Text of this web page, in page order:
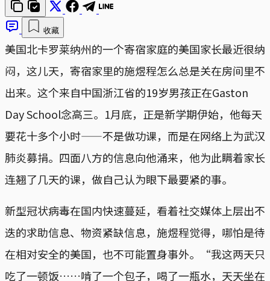
收藏
美国北卡罗莱纳州的一个寄宿家庭的美国家长最近很纳
闷，这儿天，寄宿家里的施煜程怎么总是关在房间里不
出来。这个来自中国浙江省的19岁男孩正在Gaston
Day School念高三。1月底，正是新学期伊始，他每天
要花十多个小时——不是做功课，而是在网络上为武汉
肺炎募捐。四面八方的信息向他涌来，他为此瞒着家长
连翘了几天的课，做自己认为眼下最要紧的事。
新型冠状病毒在国内快速蔓延，看着社交媒体上层出不
迭的求助信息、物资紧缺信息，施煜程觉得，哪怕是待
在相对安全的美国，也不可能置身事外。“我这两天只
吃了一顿饭……啃了一个包子，喝了一瓶水，天天坐在